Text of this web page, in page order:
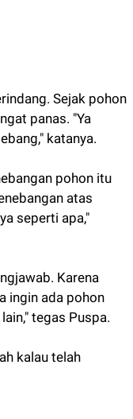
Sejak pohon
panas. "Ya
katanya.
pohon itu
atas
seperti apa,"
Karena
ingin ada pohon
tegas Puspa.
kalau telah